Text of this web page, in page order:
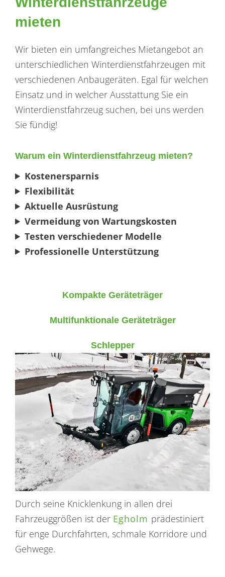
mieten
Wir bieten ein umfangreiches Mietangebot an
unterschiedlichen Winterdienstfahrzeugen mit
verschiedenen Anbaugeräten. Egal für welchen
Einsatz und in welcher Ausstattung Sie ein
Winterdienstfahrzeug suchen, bei uns werden
Sie fündig!
Warum ein Winterdienstfahrzeug mieten?
Kostenersparnis
Flexibilität
Aktuelle Ausrüstung
Vermeidung von Wartungskosten
Testen verschiedener Modelle
Professionelle Unterstützung
Kompakte Geräteträger
Multifunktionale Geräteträger
Schlepper
Durch seine Knicklenkung in allen drei
Fahrzeuggrößen ist der Egholm prädestiniert
für enge Durchfahrten, schmale Korridore und
Gehwege.